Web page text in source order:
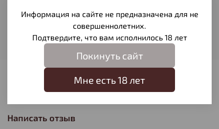
Вес пули
Производитель
Технодинамика
Написать отзыв
Информация на сайте не предназначена для не
совершеннолетних.
Подтвердите, что вам исполнилось 18 лет
Покинуть сайт
Мне есть 18 лет